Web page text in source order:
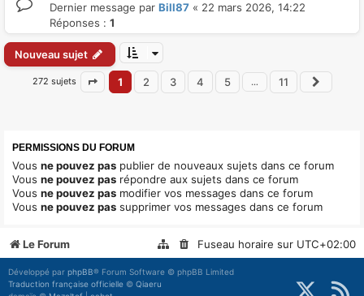
Dernier message par Bill87 « 22 mars 2026, 14:22
Réponses : 1
Nouveau sujet
272 sujets Page sur
1 2 3 4 5 … 11
PERMISSIONS DU FORUM
Vous ne pouvez pas publier de nouveaux sujets dans ce forum
Vous ne pouvez pas répondre aux sujets dans ce forum
Vous ne pouvez pas modifier vos messages dans ce forum
Vous ne pouvez pas supprimer vos messages dans ce forum
Le Forum Fuseau horaire sur UTC+02:00
Développé par phpBB® Forum Software © phpBB Limited
Traduction française officielle © Qiaeru